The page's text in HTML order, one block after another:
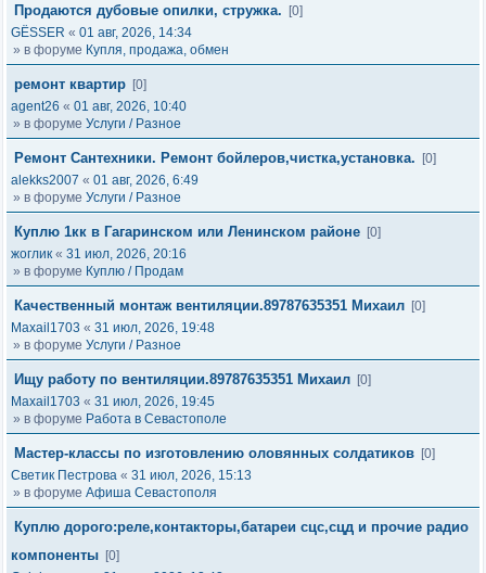
Продаются дубовые опилки, стружка.
[0]
GЁSSER « 01 авг, 2026, 14:34
» в форуме Купля, продажа, обмен
ремонт квартир [0]
agent26 « 01 авг, 2026, 10:40
» в форуме Услуги / Разное
Ремонт Сантехники. Ремонт бойлеров,чистка,установка.
[0]
alekks2007 « 01 авг, 2026, 6:49
» в форуме Услуги / Разное
Куплю 1кк в Гагаринском или Ленинском районе [0]
жоглик « 31 июл, 2026, 20:16
» в форуме Куплю / Продам
Качественный монтаж вентиляции.89787635351 Михаил [0]
Maxail1703 « 31 июл, 2026, 19:48
» в форуме Услуги / Разное
Ищу работу по вентиляции.89787635351 Михаил [0]
Maxail1703 « 31 июл, 2026, 19:45
» в форуме Работа в Севастополе
Мастер-классы по изготовлению оловянных солдатиков [0]
Светик Пестрова « 31 июл, 2026, 15:13
» в форуме Афиша Севастополя
Куплю дорого:реле,контакторы,батареи сцс,сцд и прочие радио
компоненты [0]